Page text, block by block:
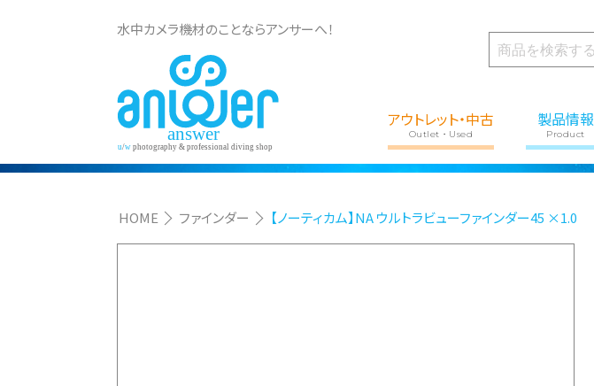
水中カメラ機材のことならアンサーへ！
アウトレット・中古
Outlet・Used
製品情報
Product
HOME ファインダー 【ノーティカム】NA ウルトラビューファインダー45 ×1.0